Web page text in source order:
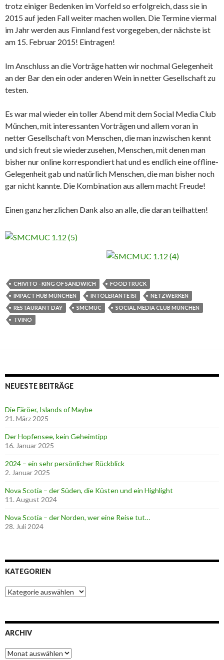
trotz einiger Bedenken im Vorfeld so erfolgreich, dass sie in
2015 auf jeden Fall weiter machen wollen. Die Termine viermal
im Jahr werden aus Finnland fest vorgegeben, der nächste ist
am 15. Februar 2015! Eintragen!
Im Anschluss an die Vorträge hatten wir nochmal Gelegenheit
an der Bar den ein oder anderen Wein in netter Gesellschaft zu
testen.
Es war mal wieder ein toller Abend mit dem Social Media Club
München, mit interessanten Vorträgen und allem voran in
netter Gesellschaft von Menschen, die man inzwischen kennt
und sich freut sie wiederzusehen, Menschen, mit denen man
bisher nur online korrespondiert hat und es endlich eine offline-
Gelegenheit gab und natürlich Menschen, die man bisher noch
gar nicht kannte. Die Kombination aus allem macht Freude!
Einen ganz herzlichen Dank also an alle, die daran teilhatten!
CHIVITO - KING OF SANDWICH
FOODTRUCK
IMPACT HUB MÜNCHEN
INTOLERANTE ISI
NETZWERKEN
RESTAURANT DAY
SMCMUC
SOCIAL MEDIA CLUB MÜNCHEN
TVINO
NEUESTE BEITRÄGE
Die Färöer, Islands of Maybe
21. März 2025
Der Hopfensee, kein Geheimtipp
16. Januar 2025
2024 – ein sehr persönlicher Rückblick
2. Januar 2025
Nova Scotia – der Süden, die Küsten und ein Highlight
11. August 2024
Nova Scotia – der Norden, wer eine Reise tut…
28. Juli 2024
KATEGORIEN
K
a
o
ARCHIV
A